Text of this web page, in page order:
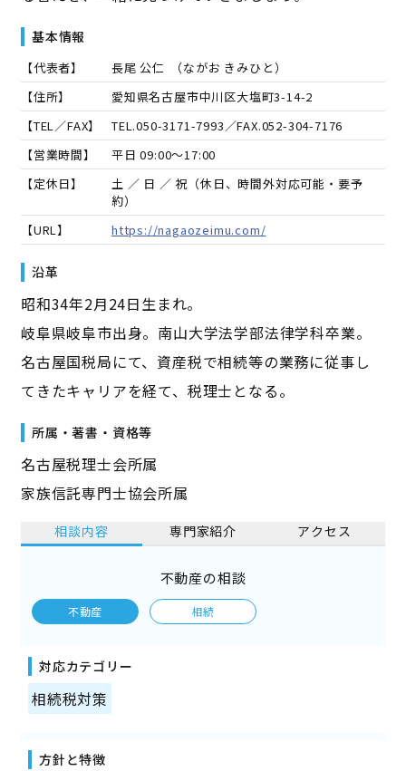
基本情報
【代表者】 長尾 公仁 （ながお きみひと）
【住所】
愛知県名古屋市中川区大塩町3-14-2
【TEL／FAX】
TEL.050-3171-7993 ／FAX.052-304-7176
【営業時間】
平日 09:00～17:00
【定休日】
土 ／ 日 ／ 祝（休日、時間外対応可能・要予
約）
【URL】
https://nagaozeimu.com/
沿革
昭和34年2月24日生まれ。
岐阜県岐阜市出身。南山大学法学部法律学科卒業。
名古屋国税局にて、資産税で相続等の業務に従事し
てきたキャリアを経て、税理士となる。
所属・著書・資格等
名古屋税理士会所属
家族信託専門士協会所属
相談内容 専門家紹介 アクセス
不動産の相談
不動産 相続
対応カテゴリー
相続税対策
方針と特徴